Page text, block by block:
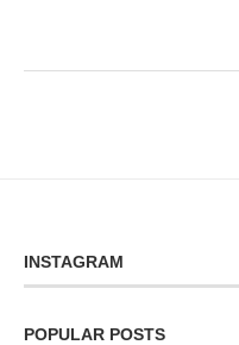
INSTAGRAM
POPULAR POSTS